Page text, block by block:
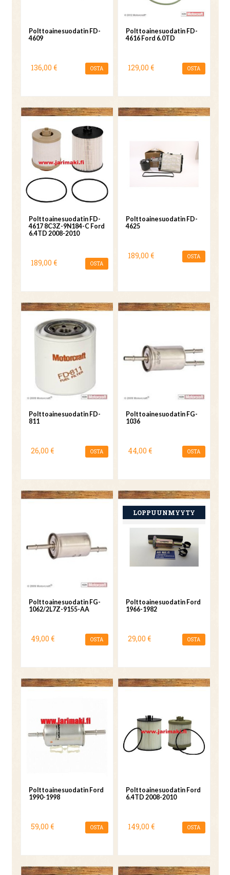
Polttoainesuodatin FD-
4609
136,00 € OSTA
Polttoainesuodatin FD-
4616 Ford 6.0TD
129,00 € OSTA
Polttoainesuodatin FD-
4617 8C3Z-9N184-C Ford
6.4TD 2008-2010
189,00 € OSTA
Polttoainesuodatin FD-
4625
189,00 € OSTA
Polttoainesuodatin FD-
811
26,00 € OSTA
Polttoainesuodatin FG-
1036
44,00 € OSTA
Polttoainesuodatin FG-
1062/2L7Z-9155-AA
49,00 € OSTA
Polttoainesuodatin Ford
1966-1982
29,00 € OSTA
Polttoainesuodatin Ford
1990-1998
59,00 € OSTA
Polttoainesuodatin Ford
6.4TD 2008-2010
149,00 € OSTA